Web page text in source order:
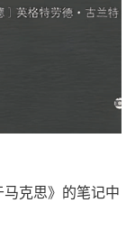
克思》的笔记中